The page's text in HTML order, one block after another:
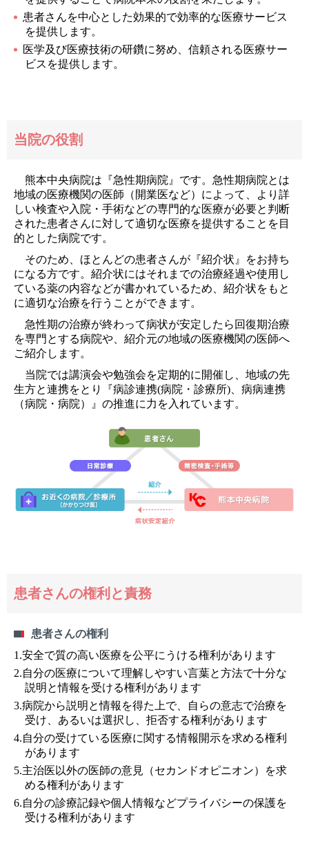
患者さんを中心とした効果的で効率的な医療サービス
を提供します。
医学及び医療技術の研鑽に努め、信頼される医療サー
ビスを提供します。
当院の役割
熊本中央病院は『急性期病院』です。急性期病院とは
地域の医療機関の医師（開業医など）によって、より詳
しい検査や入院・手術などの専門的な医療が必要と判断
された患者さんに対して適切な医療を提供することを目
的とした病院です。
そのため、ほとんどの患者さんが『紹介状』をお持ち
になる方です。紹介状にはそれまでの治療経過や使用し
ている薬の内容などが書かれているため、紹介状をもと
に適切な治療を行うことができます。
急性期の治療が終わって病状が安定したら回復期治療
を専門とする病院や、紹介元の地域の医療機関の医師へ
ご紹介します。
当院では講演会や勉強会を定期的に開催し、地域の先
生方と連携をとり『病診連携(病院・診療所)、病病連携
（病院・病院）』の推進に力を入れています。
患者さんの権利と責務
患者さんの権利
1.安全で質の高い医療を公平にうける権利があります
2.自分の医療について理解しやすい言葉と方法で十分な
説明と情報を受ける権利があります
3.病院から説明と情報を得た上で、自らの意志で治療を
受け、あるいは選択し、拒否する権利があります
4.自分の受けている医療に関する情報開示を求める権利
があります
5.主治医以外の医師の意見（セカンドオピニオン）を求
める権利があります
6.自分の診療記録や個人情報などプライバシーの保護を
受ける権利があります